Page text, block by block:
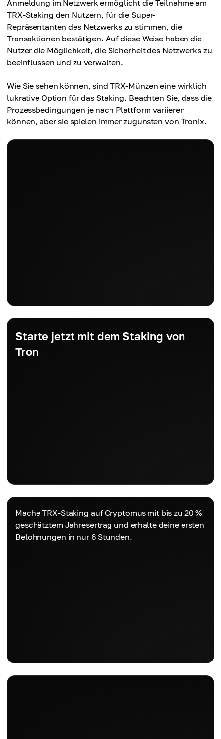
Anmeldung im Netzwerk ermöglicht die Teilnahme am
TRX-Staking den Nutzern, für die Super-
Repräsentanten des Netzwerks zu stimmen, die
Transaktionen bestätigen. Auf diese Weise haben die
Nutzer die Möglichkeit, die Sicherheit des Netzwerks zu
beeinflussen und zu verwalten.
Wie Sie sehen können, sind TRX-Münzen eine wirklich
lukrative Option für das Staking. Beachten Sie, dass die
Prozessbedingungen je nach Plattform variieren
können, aber sie spielen immer zugunsten von Tronix.
Starte jetzt mit dem Staking von
Tron
Mache TRX-Staking auf Cryptomus mit bis zu 20 %
geschätztem Jahresertrag und erhalte deine ersten
Belohnungen in nur 6 Stunden.